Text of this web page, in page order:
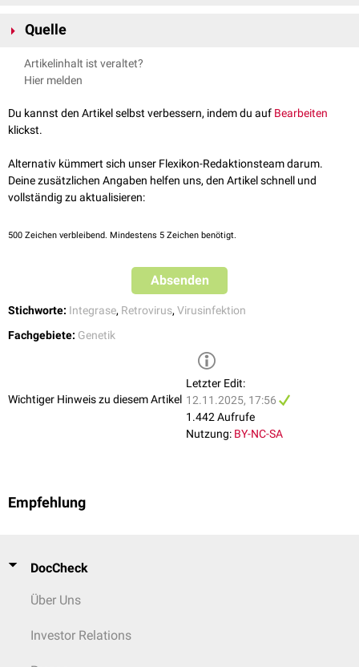
Chromosomale Integration
Plasmideoder viraleEpisomen
TransienteIntegration: keine stabile Integration, nur vorübergehende
Quelle
spektrum.de - Integration
Artikelinhalt ist veraltet?
Hier melden
Du kannst den Artikel selbst verbessern, indem du auf Bearbeiten
klickst.
Alternativ kümmert sich unser Flexikon-Redaktionsteam darum.
Deine zusätzlichen Angaben helfen uns, den Artikel schnell und
vollständig zu aktualisieren:
500 Zeichen verbleibend. Mindestens 5 Zeichen benötigt.
Absenden
Stichworte: Integrase, Retrovirus, Virusinfektion
Fachgebiete: Genetik
Wichtiger Hinweis zu diesem Artikel
Letzter Edit:
12.11.2025, 17:56
1.442 Aufrufe
Nutzung: BY-NC-SA
Empfehlung
DocCheck
Über Uns
Investor Relations